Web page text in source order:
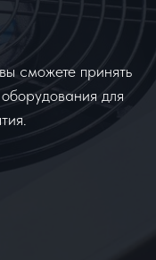
сможете принять
для